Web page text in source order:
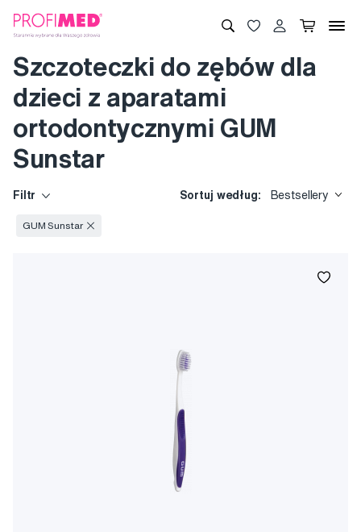
Szczoteczki do zębów dla
dzieci z aparatami
ortodontycznymi GUM
Sunstar
Filtr Sortuj według: Bestsellery
GUM Sunstar